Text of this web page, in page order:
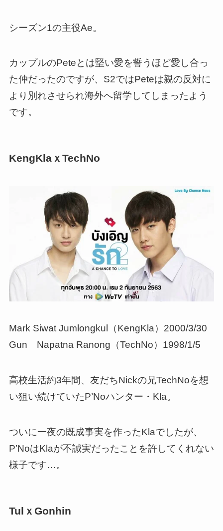
シーズン1の主役Ae。
カップルのPeteとは堅い愛を誓うほど愛し合っ
た仲だったのですが、S2ではPeteは親の反対に
より別れさせられ海外へ留学してしまったよう
です。
KengKlaｘTechNo
Mark Siwat Jumlongkul（KengKla）2000/3/30
Gun Napatna Ranong（TechNo）1998/1/5
高校生活約3年間、友だちNickの兄TechNoを想
い狙い続けていたP’Noハンター・Kla。
ついに一夜の既成事実を作ったKlaでしたが、
P’NoはKlaが不誠実だったことを許してくれない
様子です…。
TulｘGonhin